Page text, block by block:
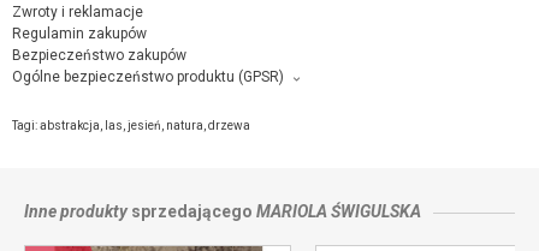
Zwroty i reklamacje
Regulamin zakupów
Bezpieczeństwo zakupów
Ogólne bezpieczeństwo produktu (GPSR)
Mariola Świgulska, Drwęcka 23, 91-728 Łódź,
Tagi:abstrakcja las jesień natura drzewa
Inne produktysprzedającego MARIOLA ŚWIGULSKA